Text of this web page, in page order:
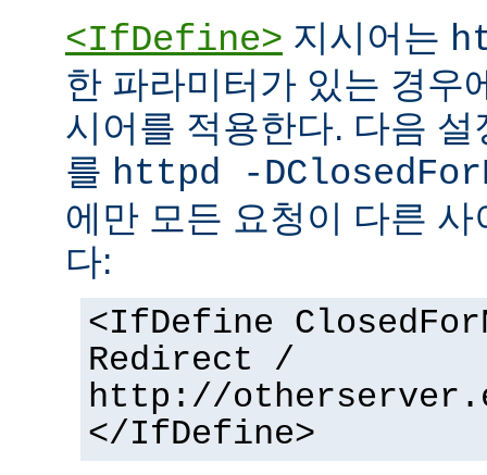
<IfDefine> 지시어는
한 파라미터가 있는 경우
시어를 적용한다. 다음
를 httpd -
에만 모든 요청이 다른
다:
<IfDefine
Redirect /
http://
</IfDefine>